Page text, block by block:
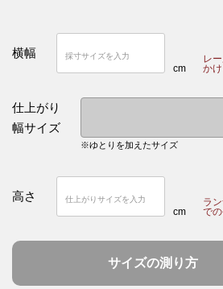
横幅
cm
レ
か
仕上がり
幅サイズ
※ゆとりを加えたサイズ
高さ
cm
ラ
で
サイズの測り方